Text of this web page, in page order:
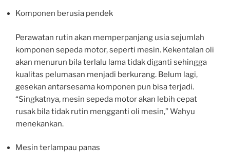
Komponen berusia pendek
Perawatan rutin akan memperpanjang usia sejumlah
komponen sepeda motor, seperti mesin. Kekentalan oli
akan menurun bila terlalu lama tidak diganti sehingga
kualitas pelumasan menjadi berkurang. Belum lagi,
gesekan antarsesama komponen pun bisa terjadi.
“Singkatnya, mesin sepeda motor akan lebih cepat
rusak bila tidak rutin mengganti oli mesin,” Wahyu
menekankan.
Mesin terlampau panas